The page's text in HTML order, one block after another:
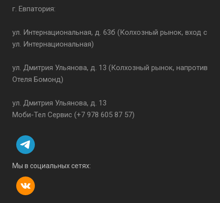
г. Евпатория:
ул. Интернациональная, д. 63б (Колхозный рынок, вход с
ул. Интернациональная)
ул. Дмитрия Ульянова, д. 13 (Колхозный рынок, напротив
Отеля Бомонд)
ул. Дмитрия Ульянова, д. 13
Моби-Тел Сервис (+7 978 605 87 57)
Мы в социальных сетях: